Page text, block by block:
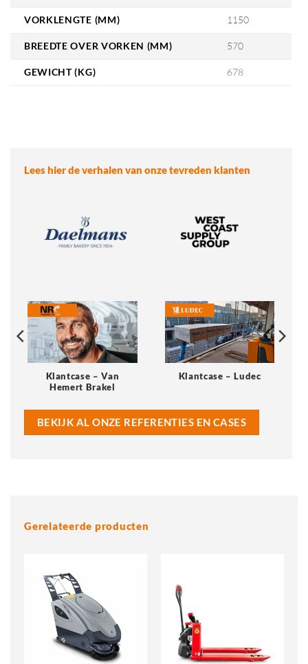
VORKLENGTE (MM) 1150
BREEDTE OVER VORKEN (MM) 570
GEWICHT (KG) 678
Lees hier de verhalen van onze tevreden klanten
Klantcase – Van
Hemert Brakel
Klantcase – Ludec
BEKIJK AL ONZE REFERENTIES EN CASES
Gerelateerde producten